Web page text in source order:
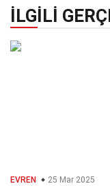
İLGILI
EVREN 25 Mar 2025